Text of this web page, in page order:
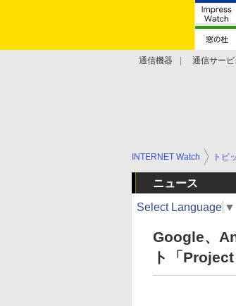
通信機器 通信サービ
INTERNET Watch トピ
ニュース
Select Language ▼
Google、
ト「